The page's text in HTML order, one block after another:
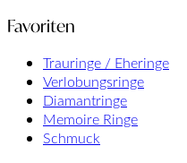
Favoriten
Trauringe / Eheringe
Verlobungsringe
Diamantringe
Memoire Ringe
Schmuck